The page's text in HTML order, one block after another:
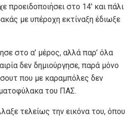
προειδοποιήσει στο 14′ και πάλι
με υπέροχη εκτίναξη έδιωξε
στο α’ μέρος, αλλά παρ’ όλα
δεν δημιούργησε, παρά μόνο
που με καραμπόλες δεν
του ΠΑΣ.
τελείως την εικόνα του, όπου